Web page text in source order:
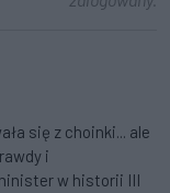
się z choinki... ale
i
w historii III